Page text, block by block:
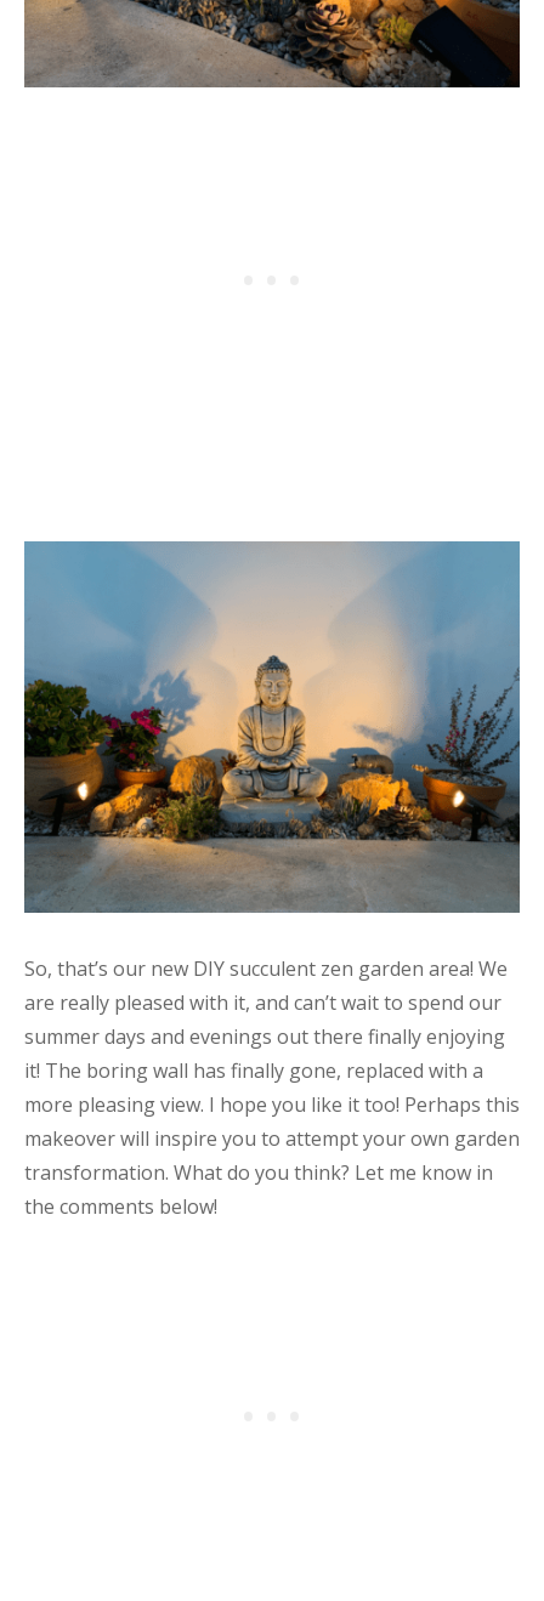
So, that’s our new DIY succulent zen garden area! We
are really pleased with it, and can’t wait to spend our
summer days and evenings out there finally enjoying
it! The boring wall has finally gone, replaced with a
more pleasing view. I hope you like it too! Perhaps this
makeover will inspire you to attempt your own garden
transformation. What do you think? Let me know in
the comments below!